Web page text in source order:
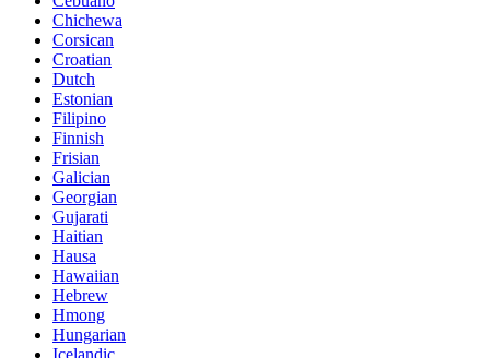
Chichewa
Corsican
Croatian
Dutch
Estonian
Filipino
Finnish
Frisian
Galician
Georgian
Gujarati
Haitian
Hausa
Hawaiian
Hebrew
Hmong
Hungarian